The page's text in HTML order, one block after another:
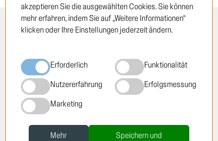
INFORMATION
Standorte
Über TRUCKTEC
Geschichte
Karriere
Newsletter
RECHTLICHES
Datenschutzrichtlinie
Cookie-Richtlinie
AGB
akzeptieren Sie die ausgewählten Cookies. Sie können
mehr erfahren, indem Sie auf „Weitere Informationen“
klicken oder Ihre Einstellungen jederzeit ändern.
Erforderlich
Funktionalität
Nutzererfahrung
Erfolgsmessung
Marketing
Mehr Speichern und